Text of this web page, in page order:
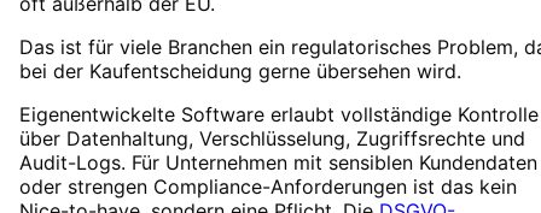
Das ist für viele Branchen ein regulatorisches Problem,
bei der Kaufentscheidung gerne übersehen wird.
Eigenentwickelte Software erlaubt vollständige Kontrolle
über Datenhaltung, Verschlüsselung, Zugriffsrechte und
Audit-Logs. Für Unternehmen mit sensiblen Kundendaten
oder strengen Compliance-Anforderungen ist das kein